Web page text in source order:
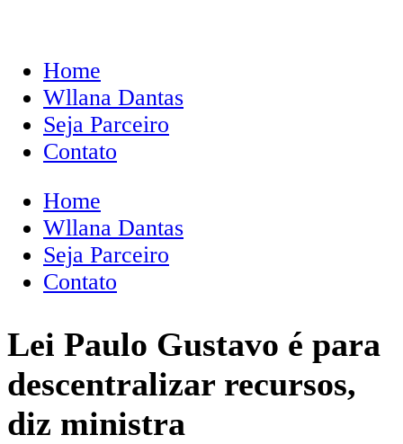
Home
Wllana Dantas
Seja Parceiro
Contato
Home
Wllana Dantas
Seja Parceiro
Contato
Lei Paulo Gustavo é para
descentralizar recursos,
diz ministra